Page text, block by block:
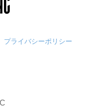
プライバシーポリシー